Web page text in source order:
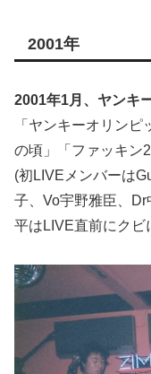
2001年
2001年1月、ヤンキ
「ヤンキーオリン
の頃」「ファッキン
(初LIVEメンバーは
子、Vo宇野雅臣、
平はLIVE直前にクビ